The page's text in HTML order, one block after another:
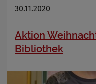
30.11.2020
Aktion
Bibliothek